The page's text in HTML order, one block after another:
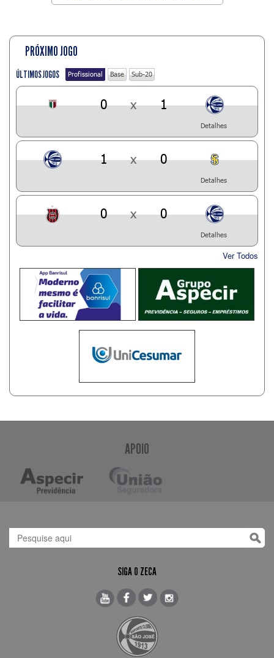
PRÓXIMO JOGO
ÚLTIMOS JOGOS Profissional Base Sub-20
0 x 1
Detalhes
1 x 0
Detalhes
0 x 0
Detalhes
Ver Todos
APOIO
SIGA O ZECA